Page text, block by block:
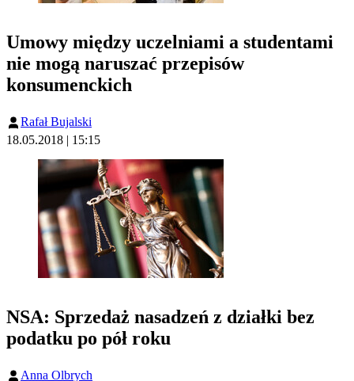
Umowy między uczelniami a studentami
nie mogą naruszać przepisów
konsumenckich
Rafał Bujalski
18.05.2018 | 15:15
NSA: Sprzedaż nasadzeń z działki bez
podatku po pół roku
Anna Olbrych